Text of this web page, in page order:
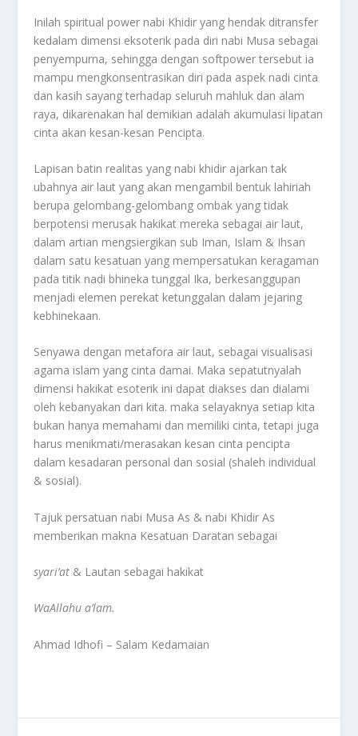
Inilah spiritual power nabi Khidir yang hendak ditransfer
kedalam dimensi eksoterik pada diri nabi Musa sebagai
penyempurna, sehingga dengan softpower tersebut ia
mampu mengkonsentrasikan diri pada aspek nadi cinta
dan kasih sayang terhadap seluruh mahluk dan alam
raya, dikarenakan hal demikian adalah akumulasi lipatan
cinta akan kesan-kesan Pencipta.
Lapisan batin realitas yang nabi khidir ajarkan tak
ubahnya air laut yang akan mengambil bentuk lahiriah
berupa gelombang-gelombang ombak yang tidak
berpotensi merusak hakikat mereka sebagai air laut,
dalam artian mengsiergikan sub Iman, Islam & Ihsan
dalam satu kesatuan yang mempersatukan keragaman
pada titik nadi bhineka tunggal Ika, berkesanggupan
menjadi elemen perekat ketunggalan dalam jejaring
kebhinekaan.
Senyawa dengan metafora air laut, sebagai visualisasi
agama islam yang cinta damai. Maka sepatutnyalah
dimensi hakikat esoterik ini dapat diakses dan dialami
oleh kebanyakan dari kita. maka selayaknya setiap kita
bukan hanya memahami dan memiliki cinta, tetapi juga
harus menikmati/merasakan kesan cinta pencipta
dalam kesadaran personal dan sosial (shaleh individual
& sosial).
Tajuk persatuan nabi Musa As & nabi Khidir As
memberikan makna Kesatuan Daratan sebagai
syari’at & Lautan sebagai hakikat
WaAllahu a’lam.
Ahmad Idhofi – Salam Kedamaian